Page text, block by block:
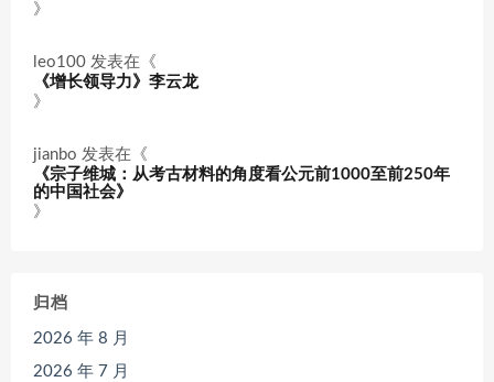
》
leo100 发表在《
《增长领导力》李云龙
》
jianbo 发表在《
《宗子维城：从考古材料的角度看公元前1000至前250年
的中国社会》
》
归档
2026 年 8 月
2026 年 7 月